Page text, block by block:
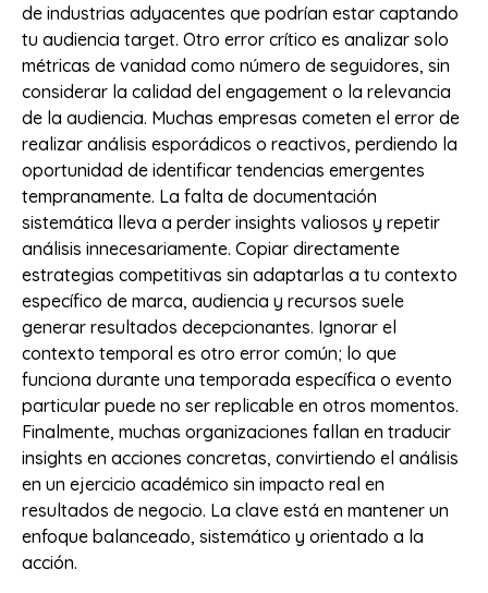
de industrias adyacentes que podrían estar captando
tu audiencia target. Otro error crítico es analizar solo
métricas de vanidad como número de seguidores, sin
considerar la calidad del engagement o la relevancia
de la audiencia. Muchas empresas cometen el error de
realizar análisis esporádicos o reactivos, perdiendo la
oportunidad de identificar tendencias emergentes
tempranamente. La falta de documentación
sistemática lleva a perder insights valiosos y repetir
análisis innecesariamente. Copiar directamente
estrategias competitivas sin adaptarlas a tu contexto
específico de marca, audiencia y recursos suele
generar resultados decepcionantes. Ignorar el
contexto temporal es otro error común; lo que
funciona durante una temporada específica o evento
particular puede no ser replicable en otros momentos.
Finalmente, muchas organizaciones fallan en traducir
insights en acciones concretas, convirtiendo el análisis
en un ejercicio académico sin impacto real en
resultados de negocio. La clave está en mantener un
enfoque balanceado, sistemático y orientado a la
acción.